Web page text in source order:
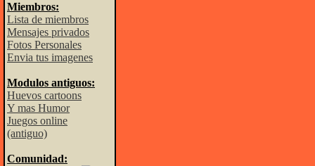
Miembros:
Lista de miembros
Mensajes privados
Fotos Personales
Envia tus imagenes
Modulos antiguos:
Huevos cartoons
Y mas Humor
Juegos online
(antiguo)
Comunidad: